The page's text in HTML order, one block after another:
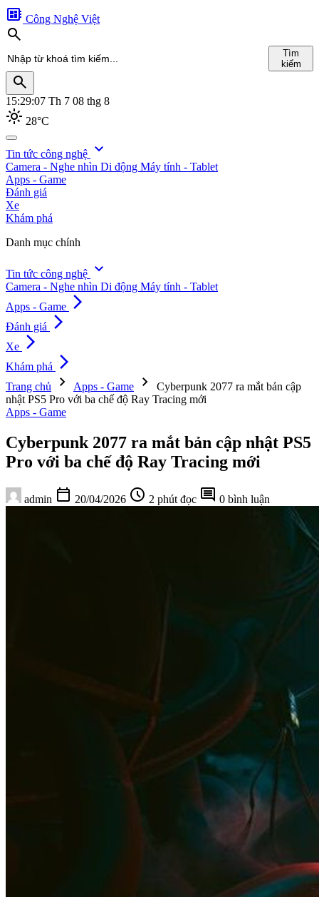
developer_board Công Nghệ Việt
search
Tìm
kiếm
search
15:29:09 Th 7 08 thg 8
light_mode 28°C
search
Tin tức công nghệ expand_more
Camera - Nghe nhìn Di động Máy tính - Tablet
Apps - Game
Đánh giá
Xe
Khám phá
Danh mục chính
Tin tức công nghệ expand_more
Camera - Nghe nhìn Di động Máy tính - Tablet
Apps - Game arrow_forward_ios
Đánh giá arrow_forward_ios
Xe arrow_forward_ios
Khám phá arrow_forward_ios
Trang chủ chevron_right Apps - Game chevron_right
Cyberpunk 2077 ra mắt bản cập
nhật PS5 Pro với ba chế độ Ray Tracing mới
Apps - Game
Cyberpunk 2077 ra mắt bản cập nhật PS5
Pro với ba chế độ Ray Tracing mới
admin calendar_today 20/04/2026 schedule 2 phút đọc comment 0 bình luận